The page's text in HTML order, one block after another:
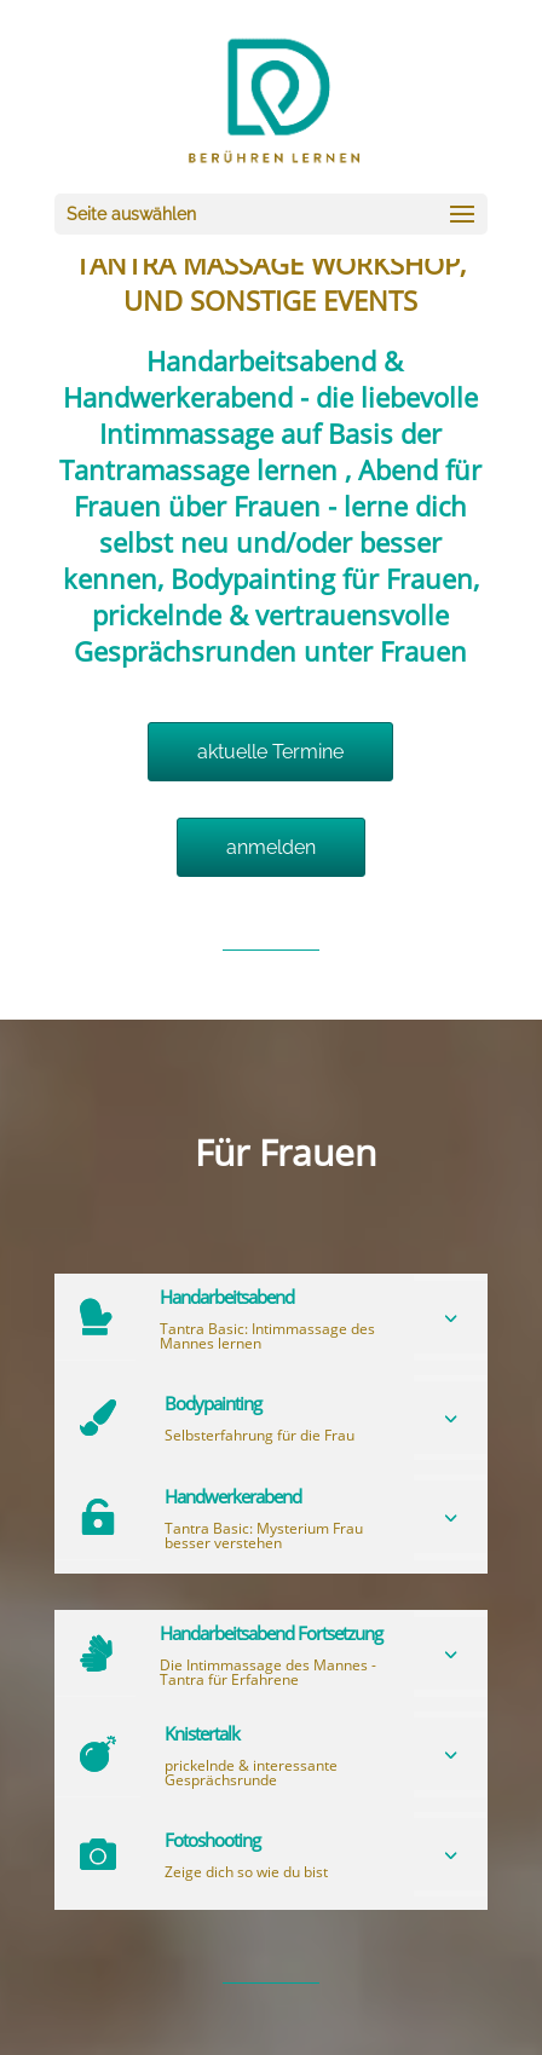
Seite auswählen
TANTRA MASSAGE WORKSHOP,
UND SONSTIGE EVENTS
Handarbeitsabend &
Handwerkerabend - die liebevolle
Intimmassage auf Basis der
Tantramassage lernen , Abend für
Frauen über Frauen - lerne dich
selbst neu und/oder besser
kennen, Bodypainting für Frauen,
prickelnde & vertrauensvolle
Gesprächsrunden unter Frauen
aktuelle Termine
anmelden
Für Frauen

Handarbeitsabend
Tantra Basic: Intimmassage des
Mannes lernen
3
 Bodypainting
Selbsterfahrung für die Frau
3

Handwerkerabend
Tantra Basic: Mysterium Frau
besser verstehen
3

Handarbeitsabend Fortsetzung
Die Intimmassage des Mannes -
Tantra für Erfahrene
3

Knistertalk
prickelnde & interessante
Gesprächsrunde
3
 Fotoshooting
Zeige dich so wie du bist
3